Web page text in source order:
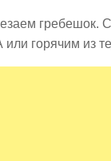
гребешок.
горячим из